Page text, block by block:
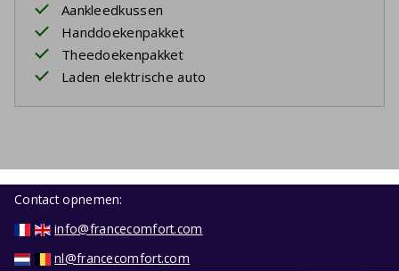
Aankleedkussen
Handdoekenpakket
Theedoekenpakket
Laden elektrische auto
Contact opnemen:
info@francecomfort.com
nl@francecomfort.com